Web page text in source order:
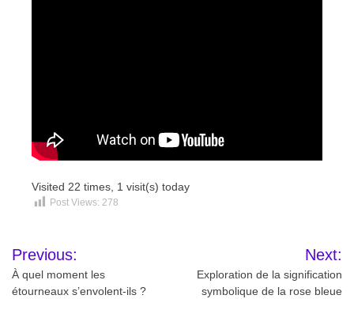
Visited 22 times, 1 visit(s) today
Post Views: 278
Navigation
de
Previous:
À quel moment les
étourneaux s’envolent-ils ?
Next:
Exploration de la signification
symbolique de la rose bleue